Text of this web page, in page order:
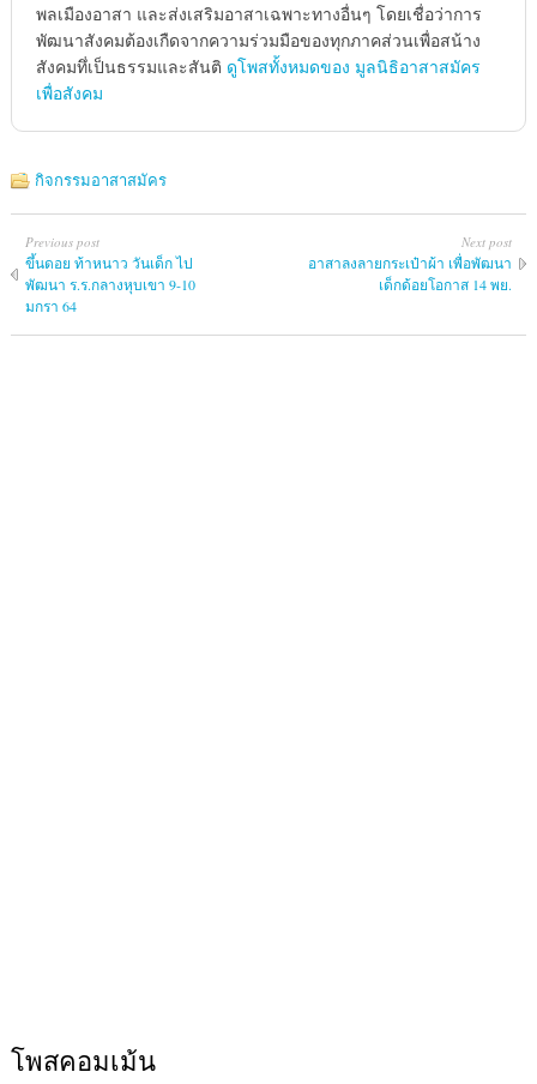
พลเมืองอาสา และส่งเสริมอาสาเฉพาะทางอื่นๆ โดยเชื่อว่าการ
พัฒนาสังคมต้องเกืดจากความร่วมมือของทุกภาคส่วนเพื่อสน้าง
สังคมทึ่เป็นธรรมและสันติ ดูโพสทั้งหมดของ มูลนิธิอาสาสมัคร
เพื่อสังคม
กิจกรรมอาสาสมัคร
Previous post
ขึ้นดอย ท้าหนาว วันเด็ก ไป
พัฒนา ร.ร.กลางหุบเขา 9-10
มกรา 64
Next post
อาสาลงลายกระเป๋าผ้า เพื่อพัฒนา
เด็กด้อยโอกาส 14 พย.
โพสคอมเม้น